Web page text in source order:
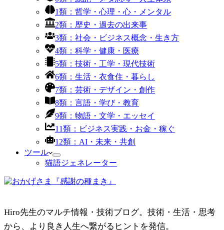
1類：哲学・心理・心・メンタル
2類：歴史・過去の出来事
3類：社会・ビジネス概念・生き方
4類：科学・健康・医療
5類：技術・工学・現代技術
6類：生活・衣食住・暮らし
7類：芸術・デザイン・創作
8類：言語・学び・教育
9類：物語・文学・エッセイ
11類：ビジネス実践・お金・稼ぐ
12類：AI・未来・共創
ツール
猫語ジェネレーター
Hiro先生のマルチ情報・技術ブログ。技術・生活・思考
から、より良き人生へ繋がるヒントを発信。